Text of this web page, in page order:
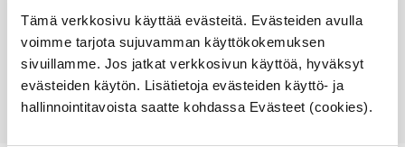
Tämä verkkosivu käyttää evästeitä. Evästeiden avulla
voimme tarjota sujuvamman käyttökokemuksen
sivuillamme. Jos jatkat verkkosivun käyttöä, hyväksyt
evästeiden käytön. Lisätietoja evästeiden käyttö- ja
hallinnointitavoista saatte kohdassa Evästeet (cookies).
Lisää ostoskoriin
Katso osan tiedot